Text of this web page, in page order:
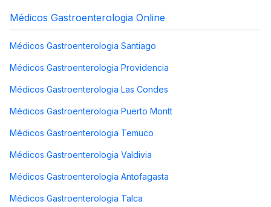
Médicos Gastroenterologia Online
Médicos Gastroenterologia Santiago
Médicos Gastroenterologia Providencia
Médicos Gastroenterologia Las Condes
Médicos Gastroenterologia Puerto Montt
Médicos Gastroenterologia Temuco
Médicos Gastroenterologia Valdivia
Médicos Gastroenterologia Antofagasta
Médicos Gastroenterologia Talca